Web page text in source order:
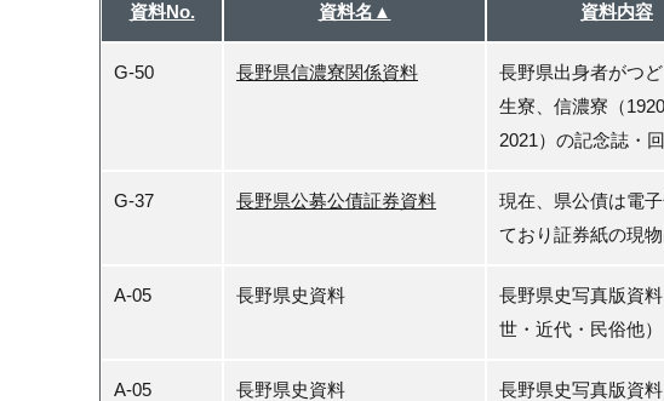
資料No. 資料名▲ 資料内容
G-50 長野県信濃寮関係資料
長野県出身者がつ
生寮、信濃寮（
2021）の記念誌・
G-37 長野県公募公債証券資料
現在、県公債は電
ており証券紙の現
A-05 長野県史資料
長野県史写真版資
世・近代・民俗他）
A-05 長野県史資料
長野県史写真版資